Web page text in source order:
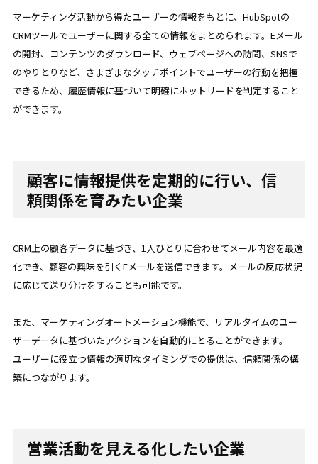
マーケティング活動から得たユーザーの情報をもとに、HubSpotの
CRMツールでユーザーに関する全ての情報をまとめられます。Eメール
の開封、コンテンツのダウンロード、ウェブページへの訪問、SNSで
のやりとりなど、さまざまなタッチポイントでユーザーの行動を把握
できるため、履歴情報に基づいて明確にホットリードを判定すること
ができます。
顧客に情報提供を定期的に行い、信
頼関係を育みたい企業
CRM上の顧客データに基づき、1人ひとりに合わせてメール内容を最適
化でき、顧客の興味を引くEメールを送信できます。メールの反応状況
に応じて送り分けをすることも可能です。
また、マーケティングオートメーション機能で、リ‍ア‍ルタイムのユー
ザーデータに基づいたアクションを自動的にとることができます。
ユーザーに役立つ情報の適切なタイミングでの提供は、信頼関係の構
築につながります。
営業活動を見える化したい企業